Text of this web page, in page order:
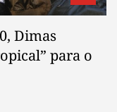
Dimas
para o